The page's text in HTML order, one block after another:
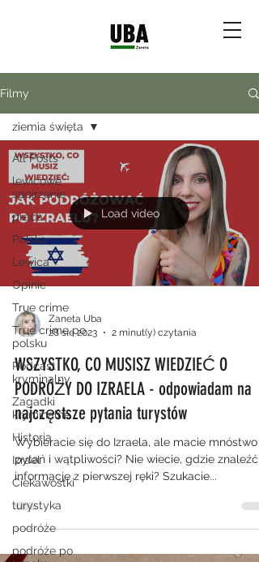
Filmy
All Posts
lewicowe
spojrzenie
praca
Polska
Lewica
Opinie
True crime
True crime po
polsku
Podcast
kryminalny
Zagadki
kryminalne
Historia
Izrael
Ciekawostki
turystyka
podróże
podróże po
ziemia święta
Load video
Zaneta Uba
28 sie 2023
2 minut(y) czytania
WSZYSTKO, CO MUSISZ WIEDZIEĆ O
PODRÓŻY DO IZRAELA - odpowiadam na
najczęstsze pytania turystów
Wybieracie się do Izraela, ale macie mnóstwo
pytań i wątpliwości? Nie wiecie, gdzie znaleźć
informacje z pierwszej ręki? Szukacie...